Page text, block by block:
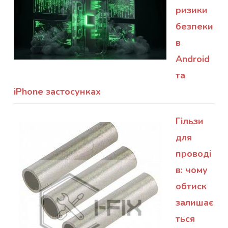
ризики
безпеки
в
Android
та
iPhone застосунках
Гільзи
для
проводі
в: чому
обтиск
залишає
ться